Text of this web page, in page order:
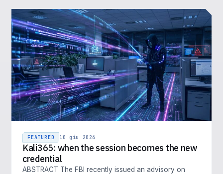
FEATURED 10 giu 2026
Kali365: when the session becomes the new
credential
ABSTRACT The FBI recently issued an advisory on